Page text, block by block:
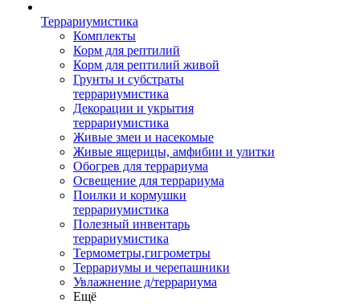
Террариумистика
Комплекты
Корм для рептилий
Корм для рептилий живой
Грунты и субстраты
террариумистика
Декорации и укрытия
террариумистика
Живые змеи и насекомые
Живые ящерицы, амфибии и улитки
Обогрев для террариума
Освещение для террариума
Поилки и кормушки
террариумистика
Полезный инвентарь
террариумистика
Термометры,гигрометры
Террариумы и черепашники
Увлажнение д/террариума
Ещё